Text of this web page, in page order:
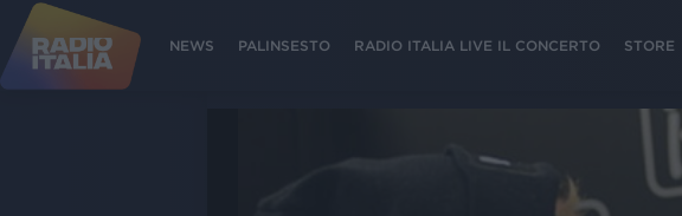
NEWS PALINSESTO RADIO ITALIA LIVE IL CONCERTO STORE